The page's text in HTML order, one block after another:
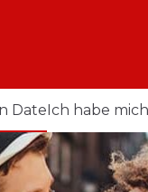
DateIch habe